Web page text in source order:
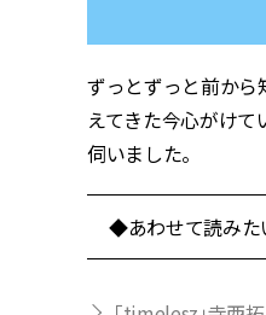
ずっとずっと前から
えてきた今心がけて
伺いました。
◆あわせて読みた